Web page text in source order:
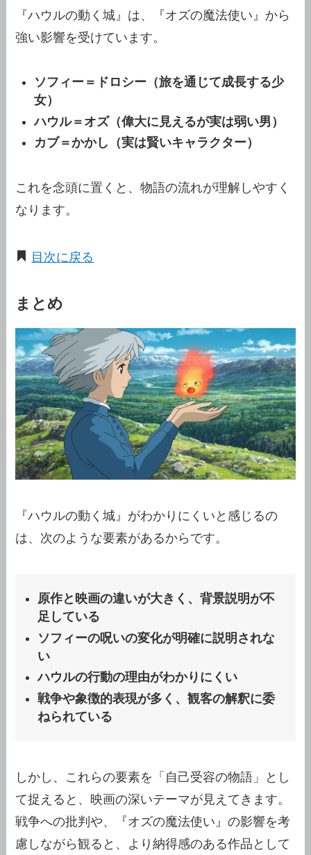
『ハウルの動く城』は、『オズの魔法使い』から
強い影響を受けています。
ソフィー＝ドロシー（旅を通じて成長する少
女）
ハウル＝オズ（偉大に見えるが実は弱い男）
カブ＝かかし（実は賢いキャラクター）
これを念頭に置くと、物語の流れが理解しやすく
なります。
目次に戻る
まとめ
『ハウルの動く城』がわかりにくいと感じるの
は、次のような要素があるからです。
原作と映画の違いが大きく、背景説明が不
足している
ソフィーの呪いの変化が明確に説明されな
い
ハウルの行動の理由がわかりにくい
戦争や象徴的表現が多く、観客の解釈に委
ねられている
しかし、これらの要素を「自己受容の物語」とし
て捉えると、映画の深いテーマが見えてきます。
戦争への批判や、『オズの魔法使い』の影響を考
慮しながら観ると、より納得感のある作品として